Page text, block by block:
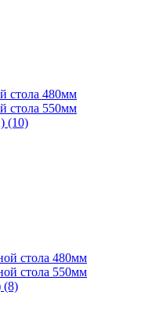
стола 480мм
стола 550мм
(10)
стола 480мм
стола 550мм
(8)